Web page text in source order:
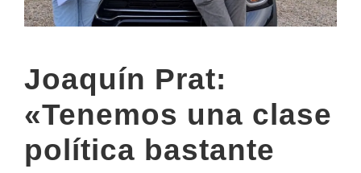
Joaquín Prat:
«Tenemos una clase
política bastante